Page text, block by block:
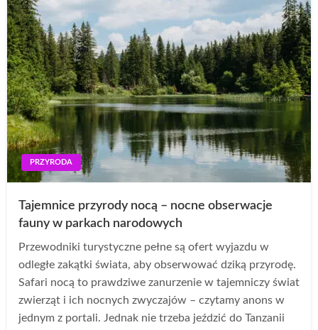
PRZYRODA
Tajemnice przyrody nocą – nocne obserwacje
fauny w parkach narodowych
Przewodniki turystyczne pełne są ofert wyjazdu w
odległe zakątki świata, aby obserwować dziką przyrodę.
Safari nocą to prawdziwe zanurzenie w tajemniczy świat
zwierząt i ich nocnych zwyczajów – czytamy anons w
jednym z portali. Jednak nie trzeba jeździć do Tanzanii